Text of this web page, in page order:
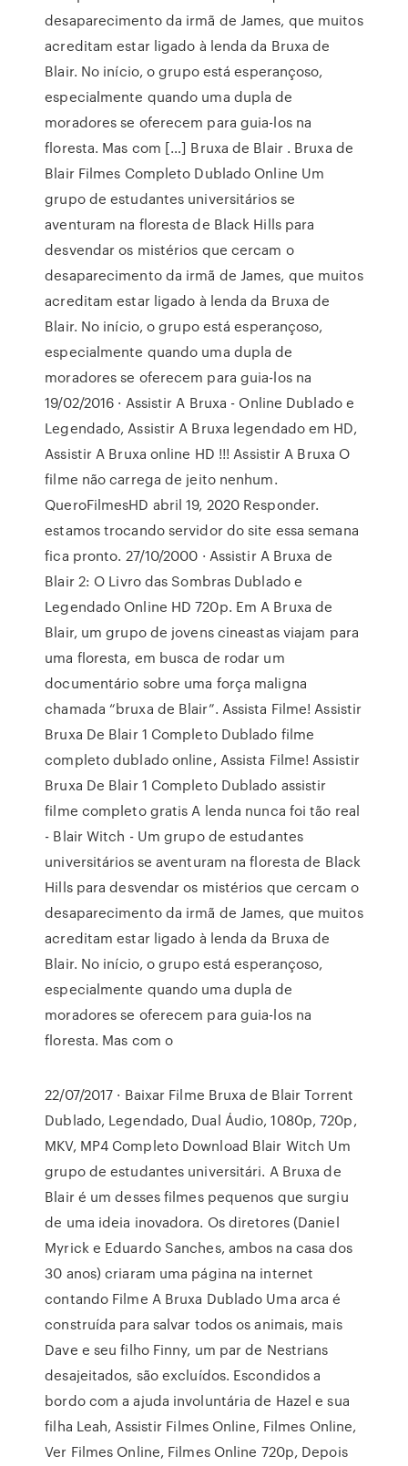
desaparecimento da irmã de James, que muitos
acreditam estar ligado à lenda da Bruxa de
Blair. No início, o grupo está esperançoso,
especialmente quando uma dupla de
moradores se oferecem para guia-los na
floresta. Mas com […] Bruxa de Blair . Bruxa de
Blair Filmes Completo Dublado Online Um
grupo de estudantes universitários se
aventuram na floresta de Black Hills para
desvendar os mistérios que cercam o
desaparecimento da irmã de James, que muitos
acreditam estar ligado à lenda da Bruxa de
Blair. No início, o grupo está esperançoso,
especialmente quando uma dupla de
moradores se oferecem para guia-los na
19/02/2016 · Assistir A Bruxa - Online Dublado e
Legendado, Assistir A Bruxa legendado em HD,
Assistir A Bruxa online HD !!! Assistir A Bruxa O
filme não carrega de jeito nenhum.
QueroFilmesHD abril 19, 2020 Responder.
estamos trocando servidor do site essa semana
fica pronto. 27/10/2000 · Assistir A Bruxa de
Blair 2: O Livro das Sombras Dublado e
Legendado Online HD 720p. Em A Bruxa de
Blair, um grupo de jovens cineastas viajam para
uma floresta, em busca de rodar um
documentário sobre uma força maligna
chamada “bruxa de Blair”. Assista Filme! Assistir
Bruxa De Blair 1 Completo Dublado filme
completo dublado online, Assista Filme! Assistir
Bruxa De Blair 1 Completo Dublado assistir
filme completo gratis A lenda nunca foi tão real
- Blair Witch - Um grupo de estudantes
universitários se aventuram na floresta de Black
Hills para desvendar os mistérios que cercam o
desaparecimento da irmã de James, que muitos
acreditam estar ligado à lenda da Bruxa de
Blair. No início, o grupo está esperançoso,
especialmente quando uma dupla de
moradores se oferecem para guia-los na
floresta. Mas com o
22/07/2017 · Baixar Filme Bruxa de Blair Torrent
Dublado, Legendado, Dual Áudio, 1080p, 720p,
MKV, MP4 Completo Download Blair Witch Um
grupo de estudantes universitári. A Bruxa de
Blair é um desses filmes pequenos que surgiu
de uma ideia inovadora. Os diretores (Daniel
Myrick e Eduardo Sanches, ambos na casa dos
30 anos) criaram uma página na internet
contando Filme A Bruxa Dublado Uma arca é
construída para salvar todos os animais, mais
Dave e seu filho Finny, um par de Nestrians
desajeitados, são excluídos. Escondidos a
bordo com a ajuda involuntária de Hazel e sua
filha Leah, Assistir Filmes Online, Filmes Online,
Ver Filmes Online, Filmes Online 720p, Depois